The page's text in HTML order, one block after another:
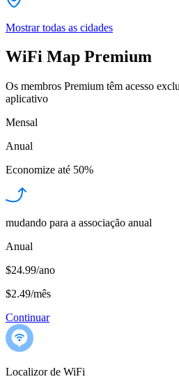
Mostrar todas as cidades
WiFi Map Premium
Os membros Premium têm acesso
aplicativo
Mensal
Anual
Economize até 50%
mudando para a associação anual
Anual
$24.99/ano
$2.49/mês
Continuar
Localizor de WiFi